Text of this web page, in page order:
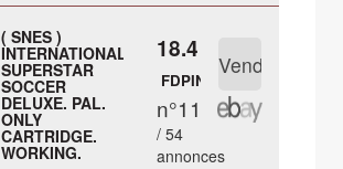
( SNES )
INTERNATIONAL
SUPERSTAR
SOCCER
DELUXE. PAL.
ONLY
CARTRIDGE.
WORKING.
18.4 €
FDPIN
n°11
/ 54
annonces